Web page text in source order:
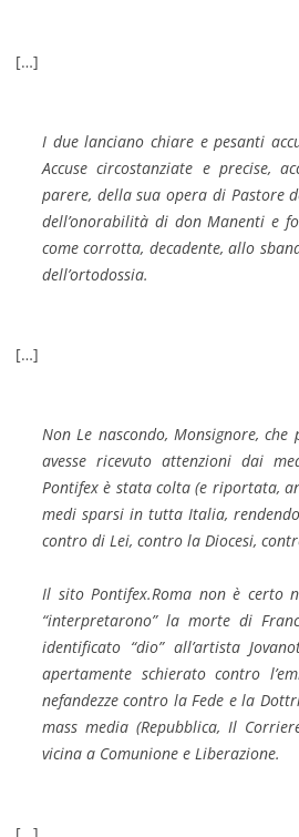
[…]
I due lanciano chiare e pesanti
Accuse circostanziate e precise,
parere, della sua opera di Pastore
dell’onorabilità di don Manenti e
come corrotta, decadente, allo
dell’ortodossia.
[…]
Non Le nascondo, Monsignore,
avesse ricevuto attenzioni dai
Pontifex è stata colta (e riportata,
medi sparsi in tutta Italia,
contro di Lei, contro la Diocesi,
Il sito Pontifex.Roma non è certo
“interpretarono” la morte di
identificato “dio” all’artista
apertamente schierato contro
nefandezze contro la Fede e la
mass media (Repubblica, Il
vicina a Comunione e Liberazione.